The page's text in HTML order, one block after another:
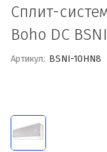
Сплит-
Boho DC
Артикул: BSNI-10HN8